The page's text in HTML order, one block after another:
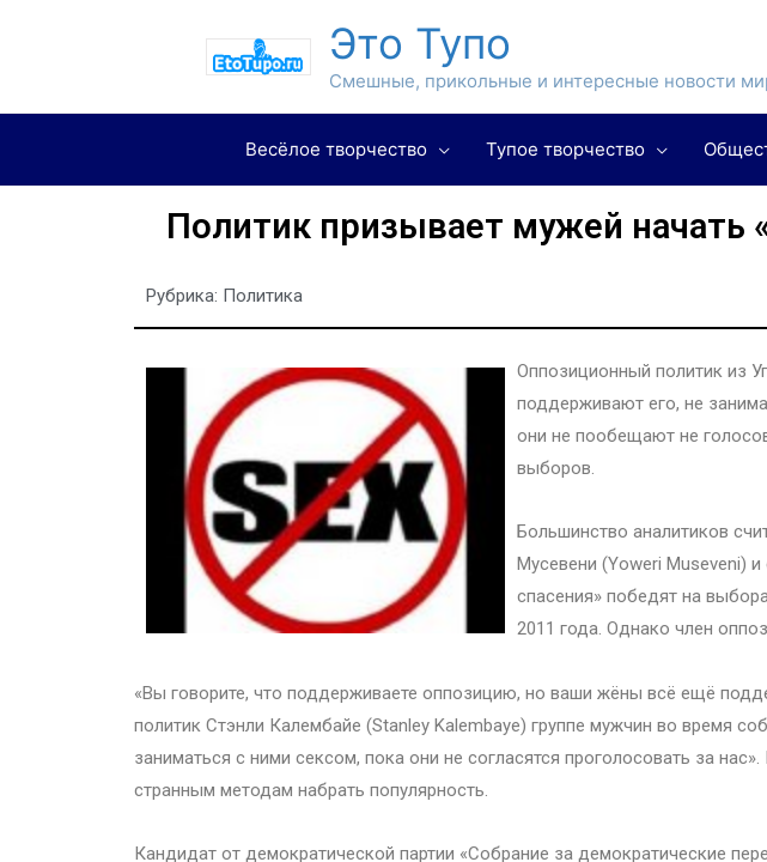
Это Тупо
Смешные, прикольные и интересные новости
Весёлое творчество Тупое творчество
Политик призывает мужей начать
Рубрика: Политика
Оппозиционный политик из
поддерживают его, не
они не пообещают не
выборов.
Большинство аналитиков
Мусевени (Yoweri Museveni)
спасения» победят на
2011 года. Однако член
«Вы говорите, что поддерживаете оппозицию, но ваши жёны всё ещё
политик Стэнли Калембайе (Stanley Kalembaye) группе мужчин во время
заниматься с ними сексом, пока они не согласятся проголосовать за
странным методам набрать популярность.
Кандидат от демократической партии «Собрание за демократические